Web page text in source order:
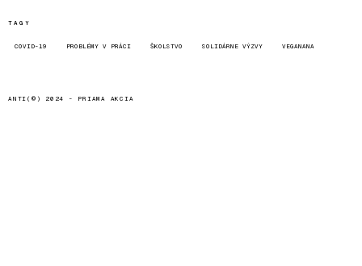
TAGY
COVID-19 PROBLÉMY V PRÁCI ŠKOLSTVO SOLIDÁRNE VÝZVY VEGANANA
ANTI(©) 2024 - PRIAMA AKCIA